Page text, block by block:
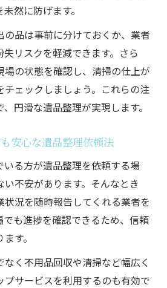
然に防げます。
の品は事前に分けておくか、業者
リスクを軽減できます。さら
場の状態を確認し、清掃の仕上が
チェックしましょう。これらの注
円滑な遺品整理が実現します。
安心な遺品整理依頼法
る方が遺品整理を依頼する場
不安があります。そんなとき
状況を随時報告してくれる業者を
でも進捗を確認できるため、信頼
す。
なく不用品回収や清掃など幅広く
プサービスを利用するのも有効で